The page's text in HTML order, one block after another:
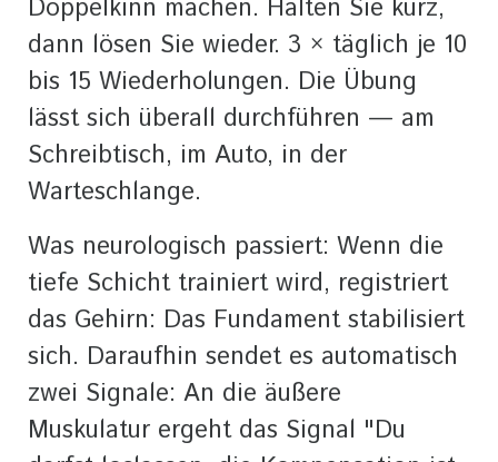
Doppelkinn machen. Halten Sie kurz,
dann lösen Sie wieder. 3 × täglich je 10
bis 15 Wiederholungen. Die Übung
lässt sich überall durchführen — am
Schreibtisch, im Auto, in der
Warteschlange.
Was neurologisch passiert: Wenn die
tiefe Schicht trainiert wird, registriert
das Gehirn: Das Fundament stabilisiert
sich. Daraufhin sendet es automatisch
zwei Signale: An die äußere
Muskulatur ergeht das Signal "Du